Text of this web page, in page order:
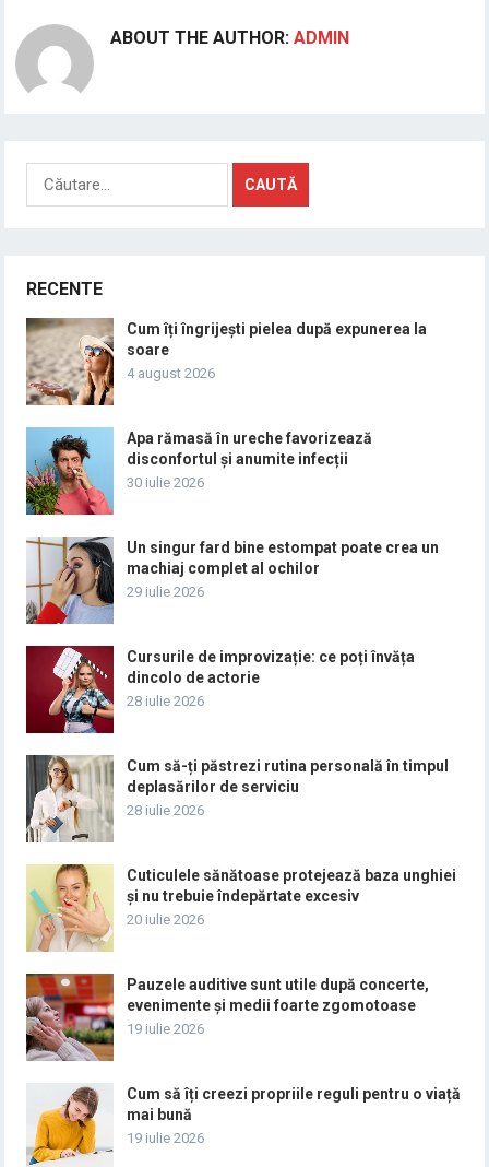
ABOUT THE AUTHOR:ADMIN
Caută
după:
RECENTE
Cum îți îngrijești pielea după expunerea la
soare
4 august 2026
Apa rămasă în ureche favorizează
disconfortul și anumite infecții
30 iulie 2026
Un singur fard bine estompat poate crea un
machiaj complet al ochilor
29 iulie 2026
Cursurile de improvizație: ce poți învăța
dincolo de actorie
28 iulie 2026
Cum să-ți păstrezi rutina personală în timpul
deplasărilor de serviciu
28 iulie 2026
Cuticulele sănătoase protejează baza unghiei
și nu trebuie îndepărtate excesiv
20 iulie 2026
Pauzele auditive sunt utile după concerte,
evenimente și medii foarte zgomotoase
19 iulie 2026
Cum să îți creezi propriile reguli pentru o viață
mai bună
19 iulie 2026